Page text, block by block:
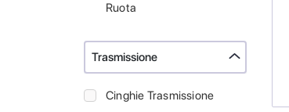
Ruota
Trasmissione
Cinghie Trasmissione